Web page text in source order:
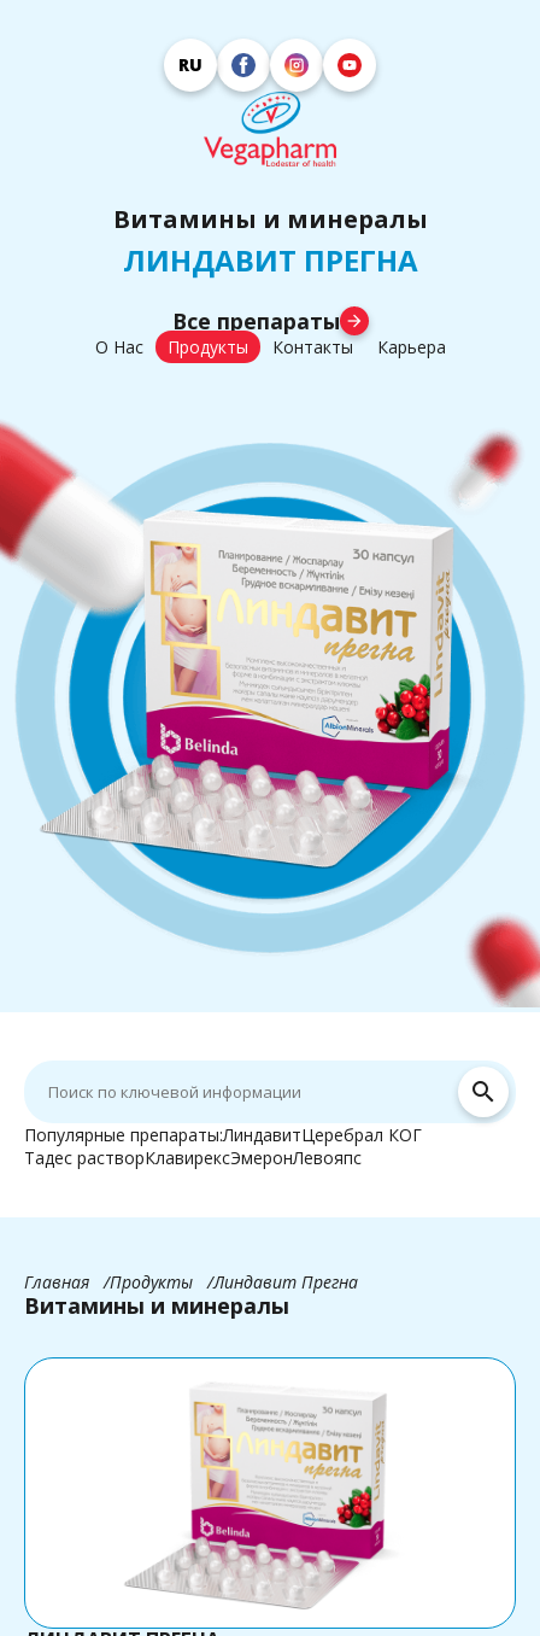
RU
Витамины и минералы
ЛИНДАВИТ ПРЕГНА
Все препараты arrow_forward
О Нас Продукты Контакты Карьера
search
Популярные препараты:ЛиндавитЦеребрал КОГ
Тадес растворКлавирексЭмеронЛевояпс
Витамины и минералы
Главная Продукты Линдавит Прегна